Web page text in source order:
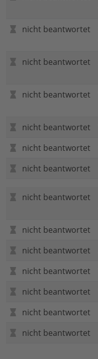
nicht beantwortet
nicht beantwortet
nicht beantwortet
nicht beantwortet
nicht beantwortet
nicht beantwortet
nicht beantwortet
nicht beantwortet
nicht beantwortet
nicht beantwortet
nicht beantwortet
nicht beantwortet
nicht beantwortet